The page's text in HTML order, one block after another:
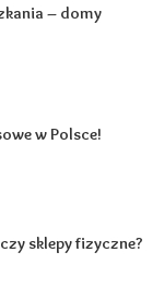
– domy
w Polsce!
sklepy fizyczne?